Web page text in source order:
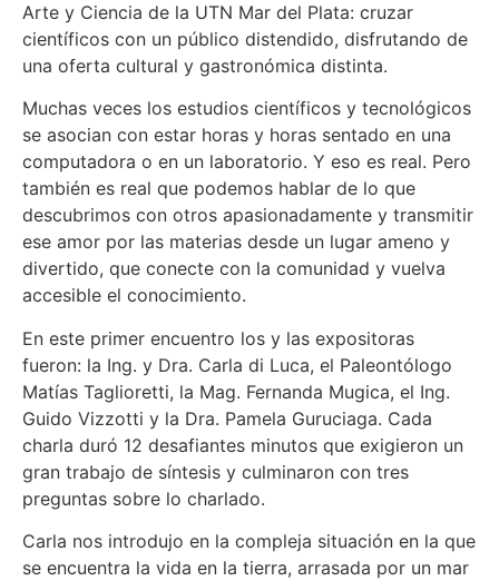
Arte y Ciencia de la UTN Mar del Plata: cruzar
científicos con un público distendido, disfrutando de
una oferta cultural y gastronómica distinta.
Muchas veces los estudios científicos y tecnológicos
se asocian con estar horas y horas sentado en una
computadora o en un laboratorio. Y eso es real. Pero
también es real que podemos hablar de lo que
descubrimos con otros apasionadamente y transmitir
ese amor por las materias desde un lugar ameno y
divertido, que conecte con la comunidad y vuelva
accesible el conocimiento.
En este primer encuentro los y las expositoras
fueron: la Ing. y Dra. Carla di Luca, el Paleontólogo
Matías Taglioretti, la Mag. Fernanda Mugica, el Ing.
Guido Vizzotti y la Dra. Pamela Guruciaga. Cada
charla duró 12 desafiantes minutos que exigieron un
gran trabajo de síntesis y culminaron con tres
preguntas sobre lo charlado.
Carla nos introdujo en la compleja situación en la que
se encuentra la vida en la tierra, arrasada por un mar